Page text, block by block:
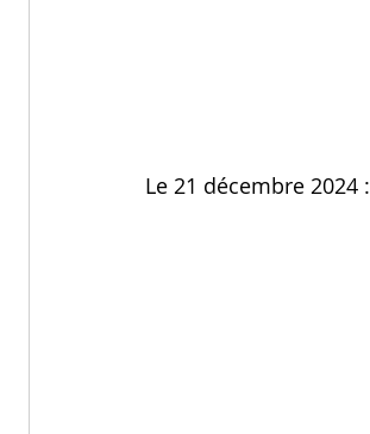
Le 21 décembre 2024 :